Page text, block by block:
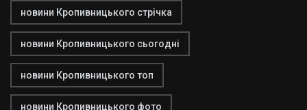
новини Кропивницького стрічка
новини Кропивницького сьогодні
новини Кропивницького топ
новини Кропивницького фото